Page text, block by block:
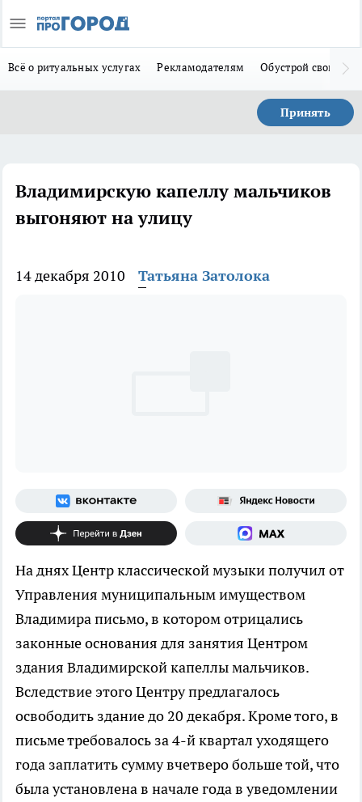
Всё о ритуальных услугах Рекламодателям Обустрой свой дом
Принять
Владимирскую капеллу мальчиков
выгоняют на улицу
14 декабря 2010 Татьяна Затолока
На днях Центр классической музыки получил от
Управления муниципальным имуществом
Владимира письмо, в котором отрицались
законные основания для занятия Центром
здания Владимирской капеллы мальчиков.
Вследствие этого Центру предлагалось
освободить здание до 20 декабря. Кроме того, в
письме требовалось за 4-й квартал уходящего
года заплатить сумму вчетверо больше той, что
была установлена в начале года в уведомлении